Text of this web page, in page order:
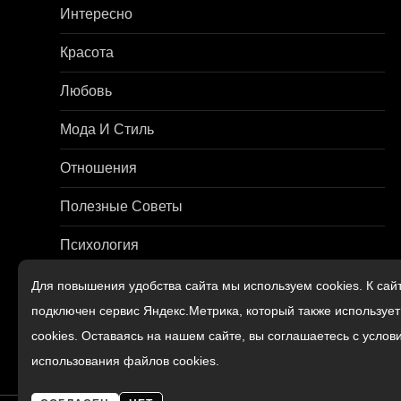
и
я
п
о
з
а
п
и
с
я
Интересно
Красота
Любовь
Мода И Стиль
Отношения
Полезные Советы
Психология
Путешествия
Семья И Дети
Для повышения удобства сайта мы используем cookies. К
подключен сервис Яндекс.Метрика, который также
cookies. Оставаясь на нашем сайте, вы соглашаетесь с
использования файлов cookies.